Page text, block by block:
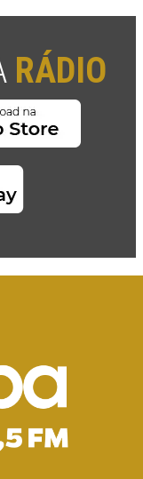
RÁDIO